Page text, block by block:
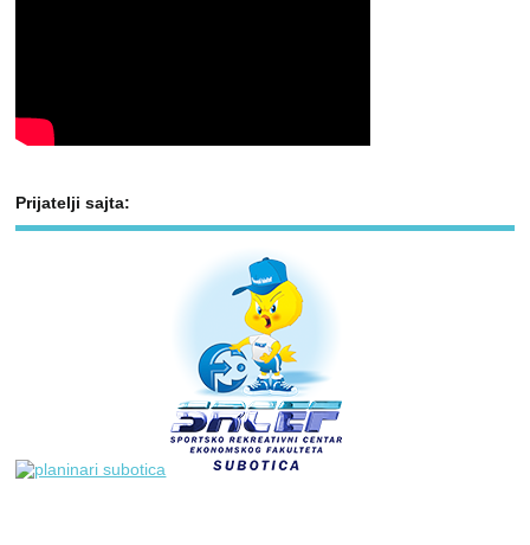
Prijatelji sajta: